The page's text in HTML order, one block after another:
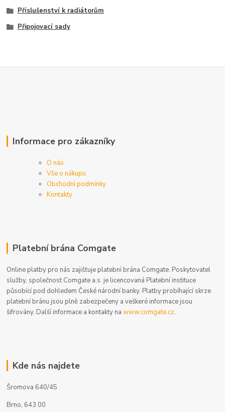
Příslušenství k radiátorům
Připojovací sady
Informace pro zákazníky
O nás
Vše o nákupu
Obchodní podmínky
Kontakty
Platební brána Comgate
Online platby pro nás zajišťuje platební brána Comgate. Poskytovatel
služby, společnost Comgate a.s. je licencovaná Platební instituce
působící pod dohledem České národní banky. Platby probíhající skrze
platební bránu jsou plně zabezpečeny a veškeré informace jsou
šifrovány. Další informace a kontakty nawww.comgate.cz.
Kde nás najdete
Šromova 640/45
Brno, 643 00